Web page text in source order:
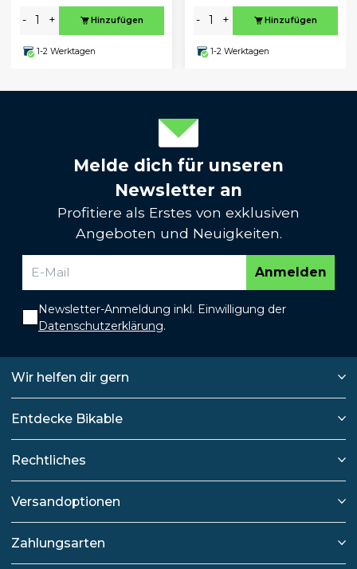
- + Hinzufügen
1-2 Werktagen
- + Hinzufügen
1-2 Werktagen
Melde dich für unseren
Newsletter an
Profitiere als Erstes von exklusiven
Angeboten und Neuigkeiten.
Anmelden
Newsletter-Anmeldung inkl. Einwilligung der
Datenschutzerklärung.
Wir helfen dir gern
Entdecke Bikable
Rechtliches
Versandoptionen
Zahlungsarten